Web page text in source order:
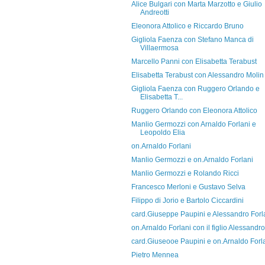
Alice Bulgari con Marta Marzotto e Giulio
Andreotti
Eleonora Attolico e Riccardo Bruno
Gigliola Faenza con Stefano Manca di
Villaermosa
Marcello Panni con Elisabetta Terabust
Elisabetta Terabust con Alessandro Molin
Gigliola Faenza con Ruggero Orlando e
Elisabetta T...
Ruggero Orlando con Eleonora Attolico
Manlio Germozzi con Arnaldo Forlani e
Leopoldo Elia
on.Arnaldo Forlani
Manlio Germozzi e on.Arnaldo Forlani
Manlio Germozzi e Rolando Ricci
Francesco Merloni e Gustavo Selva
Filippo di Jorio e Bartolo Ciccardini
card.Giuseppe Paupini e Alessandro
on.Arnaldo Forlani con il figlio Alessandro
card.Giuseooe Paupini e on.Arnaldo
Pietro Mennea